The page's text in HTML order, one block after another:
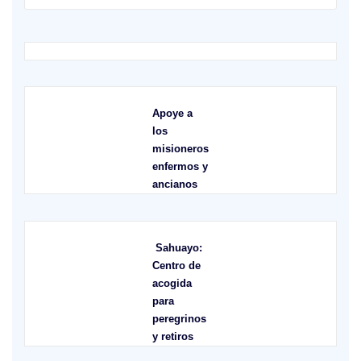
Apoye a
los
misioneros
enfermos y
ancianos
Sahuayo:
Centro de
acogida
para
peregrinos
y retiros